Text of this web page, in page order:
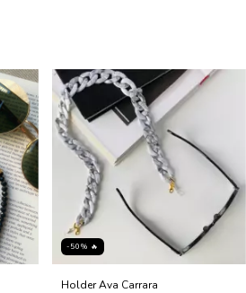
-50% 🔥
Holder Ava Carrara